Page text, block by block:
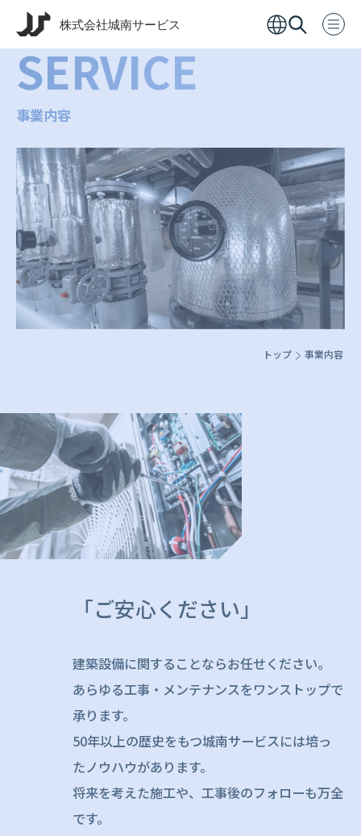
SERVICE
事業内容
トップ 事業内容
「ご安心ください」
建築設備に関することならお任せください。
あらゆる工事・メンテナンスをワンストップで
承ります。
50年以上の歴史をもつ城南サービスには培っ
たノウハウがあります。
将来を考えた施工や、工事後のフォローも万全
です。